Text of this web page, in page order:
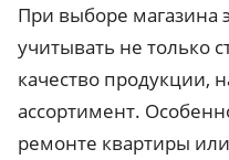
При выборе магазина
учитывать не только
качество продукции,
ассортимент.
ремонте квартиры